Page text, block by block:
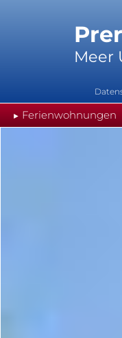
Meer
Ferienwohnungen